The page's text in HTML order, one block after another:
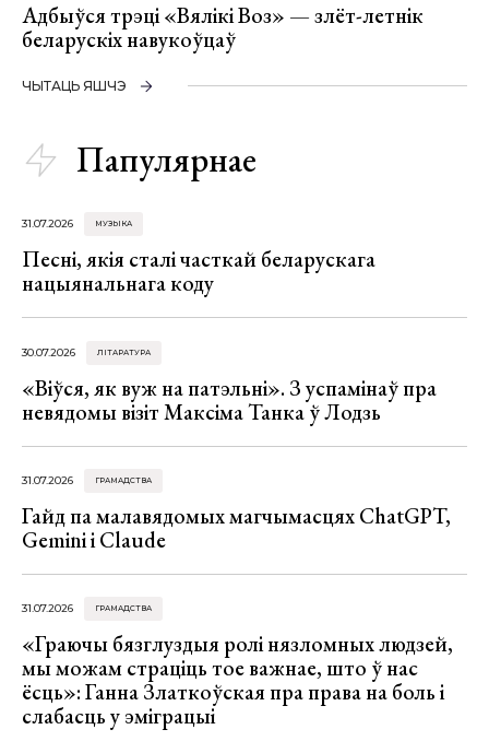
Адбыўся трэці «Вялікі Воз» — злёт-летнік
беларускіх навукоўцаў
ЧЫТАЦЬ ЯШЧЭ
Папулярнае
31.07.2026 МУЗЫКА
Песні, якія сталі часткай беларускага
нацыянальнага коду
30.07.2026 ЛІТАРАТУРА
«Віўся, як вуж на патэльні». З успамінаў пра
невядомы візіт Максіма Танка ў Лодзь
31.07.2026 ГРАМАДСТВА
Гайд па малавядомых магчымасцях ChatGPT,
Gemini і Claude
31.07.2026 ГРАМАДСТВА
«Граючы бязглуздыя ролі нязломных людзей,
мы можам страціць тое важнае, што ў нас
ёсць»: Ганна Златкоўская пра права на боль і
слабасць у эміграцыі